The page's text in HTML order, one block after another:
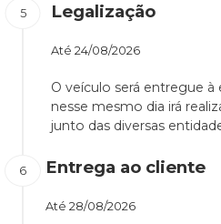
Legalização
Até 24/08/2026
O veículo será entregue
nesse mesmo dia irá
junto das diversas
Entrega ao cliente
Até 28/08/2026